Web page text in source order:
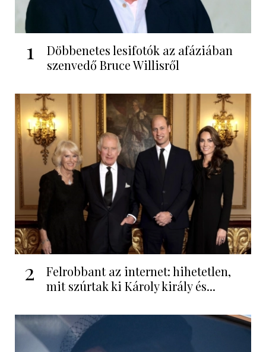
1
Döbbenetes lesifotók az afáziában
szenvedő Bruce Willisről
2
Felrobbant az internet: hihetetlen,
mit szúrtak ki Károly király és...